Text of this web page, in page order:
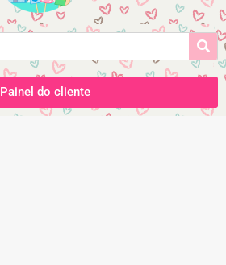
Painel do cliente